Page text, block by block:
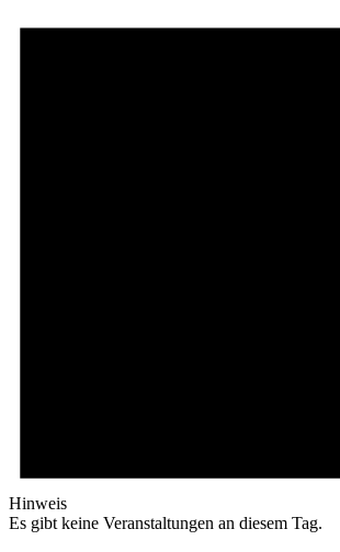
Hinweis
Es gibt keine Veranstaltungen an diesem Tag.